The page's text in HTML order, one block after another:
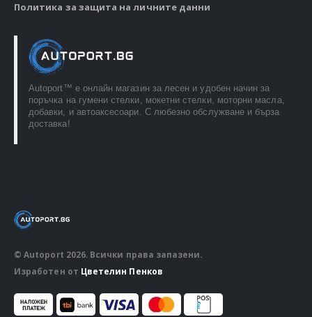
Политика за защита на личните данни
Autoport™ e онлайн магазин за лесен и удобен начин за
поръчка на гумени стелки, мокетни стелки, моторни масла,
добавки, и автоаксесоари. С любезно обслужване и бърза
доставка!
© Autoport 2026. Всички права запазени.
Изработен от Цветелин Пенков